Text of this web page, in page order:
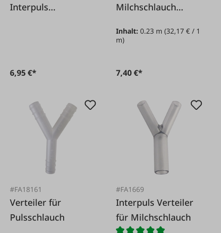
Interpuls
6,95 €*
Milchschlauch
Inhalt:0.23 m(32,17 € / 1
m)
7,40 €*
#FA18161
Verteiler für
Pulsschlauch
#FA1669
Interpuls Verteiler
für Milchschlauch